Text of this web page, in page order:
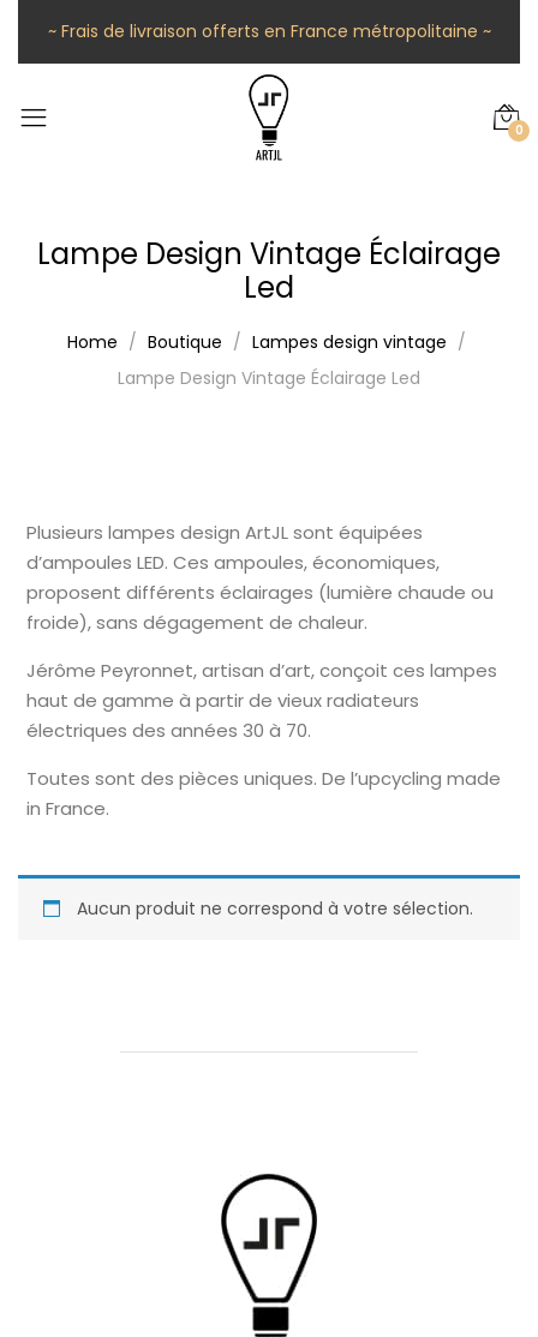
~ Frais de livraison offerts en France métropolitaine ~
0
Lampe Design Vintage Éclairage
Led
Home Boutique
Lampes design vintage
Lampe Design Vintage Éclairage Led
Plusieurs lampes design ArtJL sont équipées
d’ampoules LED. Ces ampoules, économiques,
proposent différents éclairages (lumière chaude ou
froide), sans dégagement de chaleur.
Jérôme Peyronnet, artisan d’art, conçoit ces lampes
haut de gamme à partir de vieux radiateurs
électriques des années 30 à 70.
Toutes sont des pièces uniques. De l’upcycling made
in France.
Aucun produit ne correspond à votre sélection.